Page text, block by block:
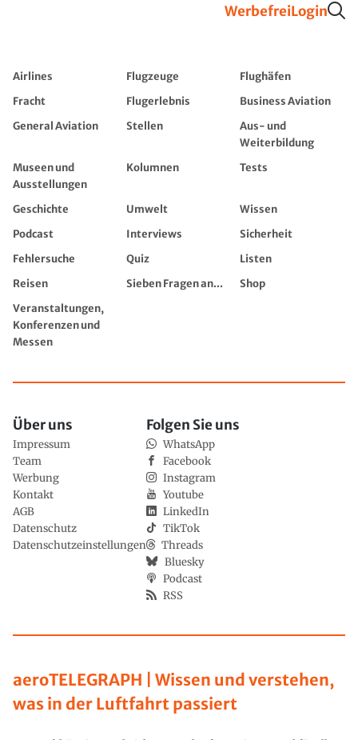
WerbefreiLogin
Airlines Flugzeuge
Flughäfen
Fracht
Flugerlebnis
Business Aviation
General Aviation
Stellen
Aus- und
Weiterbildung
Museen und
Ausstellungen
Kolumnen Tests
Geschichte Umwelt
Wissen
Podcast
Interviews
Sicherheit
Fehlersuche
Quiz
Listen
Reisen
Sieben Fragen an...
Shop
Veranstaltungen,
Konferenzen und
Messen
aeroTELEGRAPH | Wissen und verstehen,
was in der Luftfahrt passiert
Über uns
Impressum
Team
Werbung
Kontakt
AGB
Datenschutz
Datenschutzeinstellungen
Folgen Sie uns
WhatsApp
Facebook
Instagram
Youtube
LinkedIn
TikTok
Threads
Bluesky
Podcast
RSS